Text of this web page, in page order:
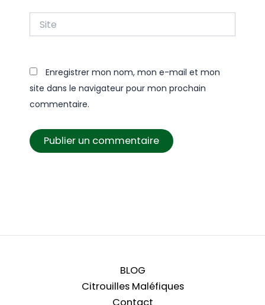
Enregistrer mon nom, mon e-mail et mon
site dans le navigateur pour mon prochain
commentaire.
BLOG
Citrouilles Maléfiques